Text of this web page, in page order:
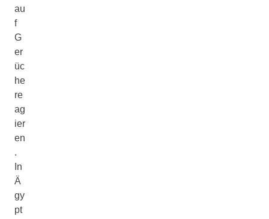
au
f
G
er
üc
he
re
ag
ier
en
.
In
Ä
gy
pt